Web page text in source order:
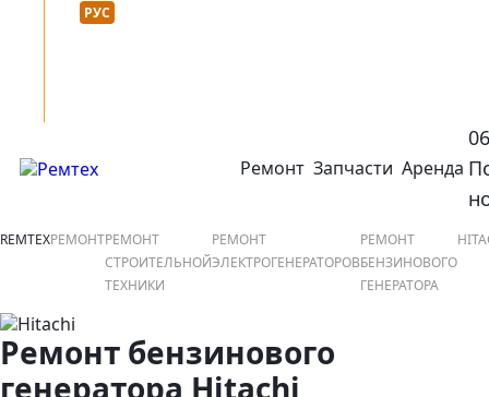
Язык сайта :
РУС
открыть или закрыть навигационное меню
Ремонт Запчасти Аренда
REMTEXРЕМОНТРЕМОНТ
СТРОИТЕЛЬНОЙ
ТЕХНИКИ
РЕМОНТ
ЭЛЕКТРОГЕНЕРАТОРОВ
РЕМОНТ
БЕНЗИНОВОГО
ГЕНЕРАТОРА
Ремонт бензинового
генератора Hitachi